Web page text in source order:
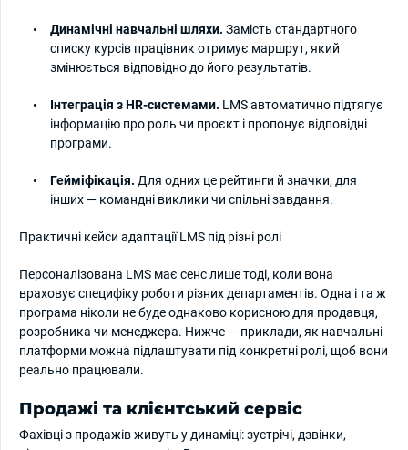
Динамічні навчальні шляхи. Замість стандартного
списку курсів працівник отримує маршрут, який
змінюється відповідно до його результатів.
Інтеграція з HR-системами. LMS автоматично підтягує
інформацію про роль чи проєкт і пропонує відповідні
програми.
Гейміфікація. Для одних це рейтинги й значки, для
інших — командні виклики чи спільні завдання.
Практичні кейси адаптації LMS під різні ролі
Персоналізована LMS має сенс лише тоді, коли вона
враховує специфіку роботи різних департаментів. Одна і та ж
програма ніколи не буде однаково корисною для продавця,
розробника чи менеджера. Нижче — приклади, як навчальні
платформи можна підлаштувати під конкретні ролі, щоб вони
реально працювали.
Продажі та клієнтський сервіс
Фахівці з продажів живуть у динаміці: зустрічі, дзвінки,